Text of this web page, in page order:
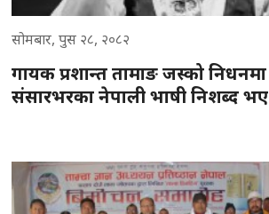
सोमबार, पुस २८, २०८२
गायक प्रशान्त तामाङ जस्को निधनमा
संसारभरका नेपाली भाषी निशब्द भए